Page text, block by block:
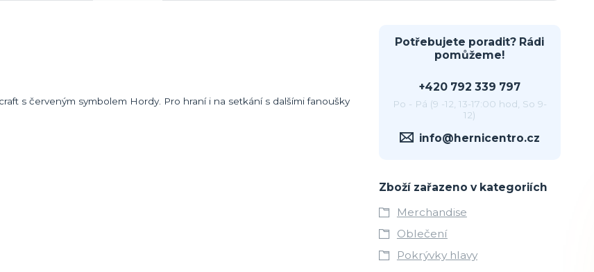
s červeným symbolem Hordy. Pro hraní i na setkání s dalšími fanoušky
Potřebujete poradit? Rádi
pomůžeme!
+420 792 339 797
Po - Pá (9 -12, 13-17:00 hod, So 9-
12)
info@hernicentro.cz
Zboží zařazeno v kategoriích
Merchandise
Oblečení
Pokrývky hlavy